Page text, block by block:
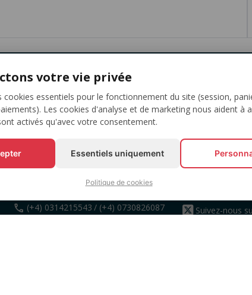
À Jour Avec Vos Événements Préférés
VOUS POUVEZ NOUS
CONTACTER
entre 10:00 et 18:00 (L-V)
call (+4) 0314215543 / (+4) 0730826087
SUIVEZ-NOUS
Suivez-nous
votre vie privée
cookies essentiels pour le fonctionnement du site (session,
Les cookies d'analyse et de marketing nous aident à
activés qu'avec votre consentement.
Essentiels uniquement
Politique de cookies